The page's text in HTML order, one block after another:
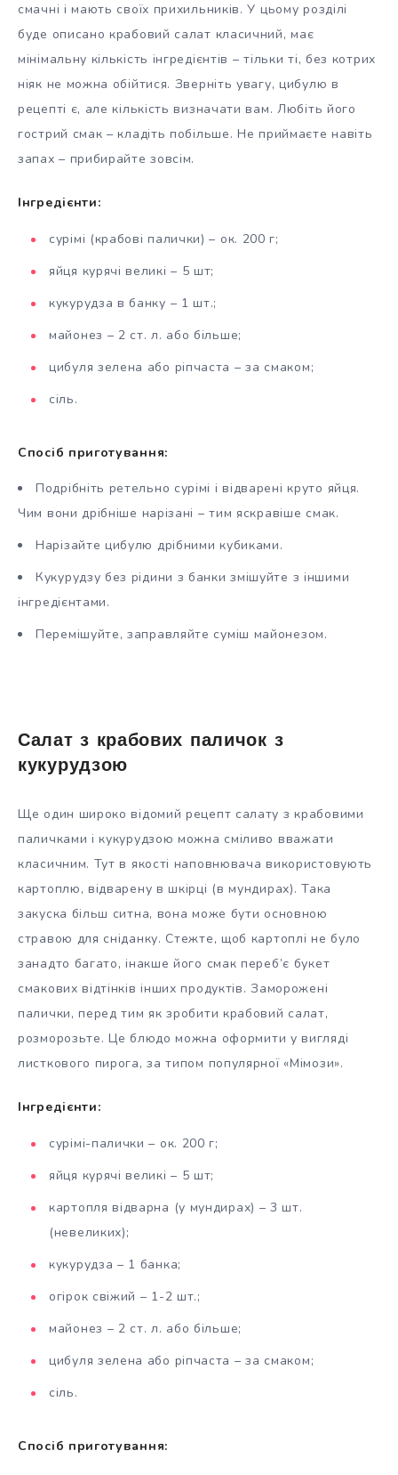
смачні і мають своїх прихильників. У цьому розділі
буде описано крабовий салат класичний, має
мінімальну кількість інгредієнтів – тільки ті, без котрих
ніяк не можна обійтися. Зверніть увагу, цибулю в
рецепті є, але кількість визначати вам. Любіть його
гострий смак – кладіть побільше. Не приймаєте навіть
запах – прибирайте зовсім.
Інгредієнти:
сурімі (крабові палички) – ок. 200 г;
яйця курячі великі – 5 шт;
кукурудза в банку – 1 шт.;
майонез – 2 ст. л. або більше;
цибуля зелена або ріпчаста – за смаком;
сіль.
Спосіб приготування:
Подрібніть ретельно сурімі і відварені круто яйця.
Чим вони дрібніше нарізані – тим яскравіше смак.
Нарізайте цибулю дрібними кубиками.
Кукурудзу без рідини з банки змішуйте з іншими
інгредієнтами.
Перемішуйте, заправляйте суміш майонезом.
Салат з крабових паличок з
кукурудзою
Ще один широко відомий рецепт салату з крабовими
паличками і кукурудзою можна сміливо вважати
класичним. Тут в якості наповнювача використовують
картоплю, відварену в шкірці (в мундирах). Така
закуска більш ситна, вона може бути основною
стравою для сніданку. Стежте, щоб картоплі не було
занадто багато, інакше його смак переб’є букет
смакових відтінків інших продуктів. Заморожені
палички, перед тим як зробити крабовий салат,
розморозьте. Це блюдо можна оформити у вигляді
листкового пирога, за типом популярної «Мімози».
Інгредієнти:
сурімі-палички – ок. 200 г;
яйця курячі великі – 5 шт;
картопля відварна (у мундирах) – 3 шт.
(невеликих);
кукурудза – 1 банка;
огірок свіжий – 1-2 шт.;
майонез – 2 ст. л. або більше;
цибуля зелена або ріпчаста – за смаком;
сіль.
Спосіб приготування: